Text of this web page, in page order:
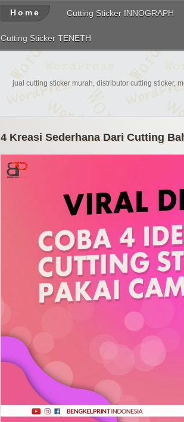
Home Cutting Sticker INNOGRAPH
Cutting Sticker TENETH
jual cutting sticker murah, distributor cutting sticker,
4 Kreasi Sederhana Dari Cutting